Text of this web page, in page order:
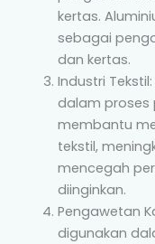
kertas.
sebagai
dan kertas.
Industri
dalam proses
membantu
tekstil,
mencegah
diinginkan.
Pengawetan
digunakan